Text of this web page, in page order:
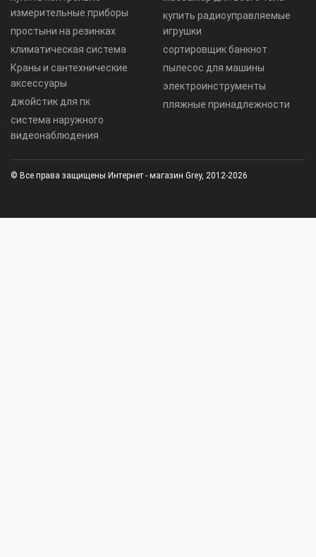
измерительные приборы
простыни на резинках
климатическая система
Краны и сантехнические
аксессуары
джойстик для пк
система наружного
видеонаблюдения
купить радиоуправляемые
игрушки
сортировщик банкнот
пылесос для машины
электроинструменты
пляжные принадлежности
© Все права защищены Интернет - магазин Grey, 2012-2026